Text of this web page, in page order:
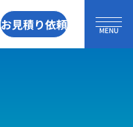
お見積り依頼